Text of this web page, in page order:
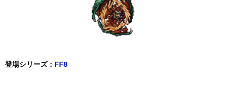
登場シリーズ： FF8